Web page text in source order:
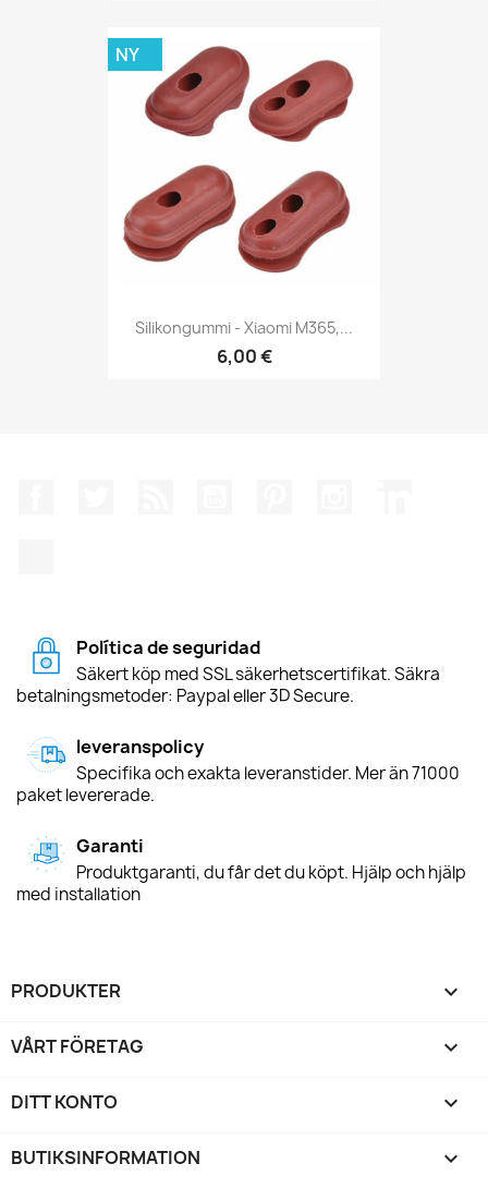
Silikongummi - Xiaomi M365,...
6,00 €
NY
Política de seguridad
Säkert köp med SSL säkerhetscertifikat. Säkra
betalningsmetoder: Paypal eller 3D Secure.
leveranspolicy
Specifika och exakta leveranstider. Mer än 71000
paket levererade.
Garanti
Produktgaranti, du får det du köpt. Hjälp och hjälp
med installation
PRODUKTER 
VÅRT FÖRETAG 
DITT KONTO 
BUTIKSINFORMATION keyboard_arrow_down